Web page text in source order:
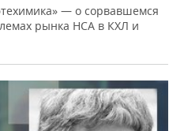
— о сорвавшемся
рынка НСА в КХЛ и